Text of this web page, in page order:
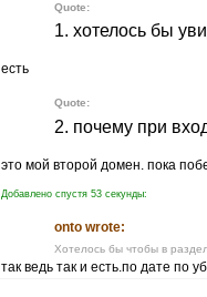
Quote:
1. хотелось бы
есть
Quote:
2. почему при
это мой второй домен. пока
Добавлено спустя 53 секунды:
onto wrote:
Хотелось бы чтобы в
так ведь так и есть.по дате по